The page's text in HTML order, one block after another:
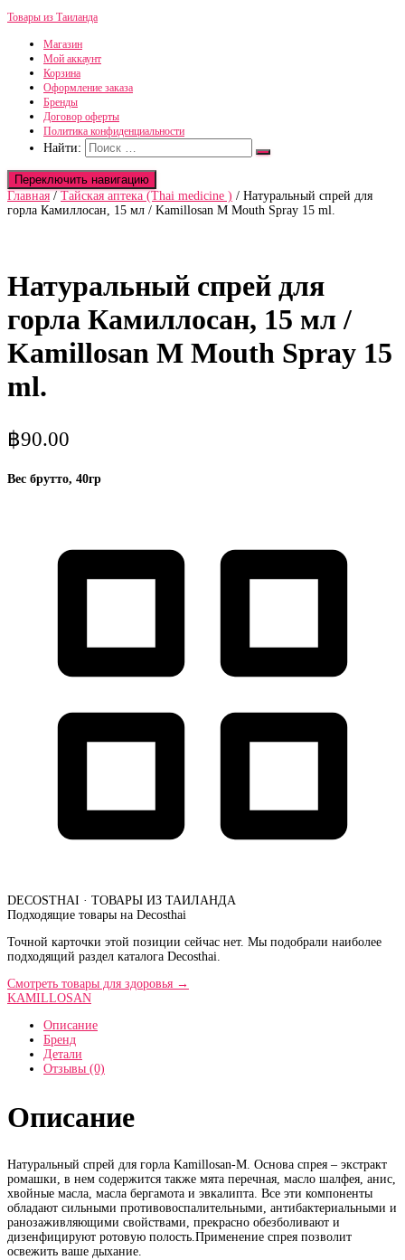
Товары из Таиланда
Магазин
Мой аккаунт
Корзина
Оформление заказа
Бренды
Договор оферты
Политика конфиденциальности
Найти:
Переключить навигацию
Главная / Тайская аптека (Thai medicine ) / Натуральный спрей для
горла Камиллосан, 15 мл / Kamillosan M Mouth Spray 15 ml.
Натуральный спрей для
горла Камиллосан, 15 мл /
Kamillosan M Mouth Spray 15
ml.
฿90.00
Вес брутто, 40гр
DECOSTHAI · ТОВАРЫ ИЗ ТАИЛАНДА
Подходящие товары на Decosthai
Точной карточки этой позиции сейчас нет. Мы подобрали наиболее
подходящий раздел каталога Decosthai.
Смотреть товары для здоровья →
KAMILLOSAN
Описание
Бренд
Детали
Отзывы (0)
Описание
Натуральный спрей для горла Kamillosan-M. Основа спрея – экстракт
ромашки, в нем содержится также мята перечная, масло шалфея, анис,
хвойные масла, масла бергамота и эвкалипта. Все эти компоненты
обладают сильными противовоспалительными, антибактериальными и
ранозаживляющими свойствами, прекрасно обезболивают и
дизенфицируют ротовую полость.Применение спрея позволит
освежить ваше дыхание.